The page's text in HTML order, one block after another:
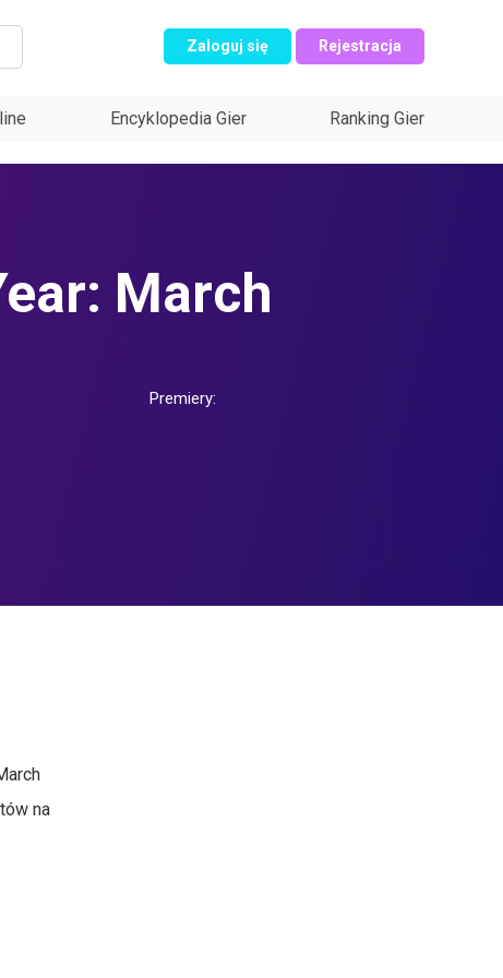
Zaloguj się Rejestracja
Encyklopedia Gier Ranking Gier
March
Premiery:
na